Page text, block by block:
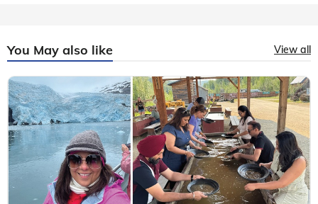
You May also like View all